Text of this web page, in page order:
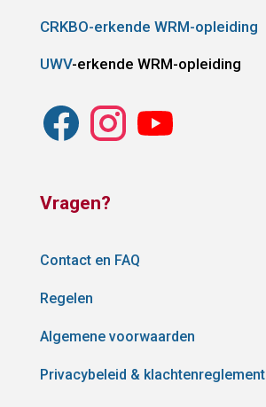
CRKBO-erkende WRM-opleiding
UWV-erkende WRM-opleiding
Vragen?
Contact en FAQ
Regelen
Algemene voorwaarden
Privacybeleid & klachtenreglement